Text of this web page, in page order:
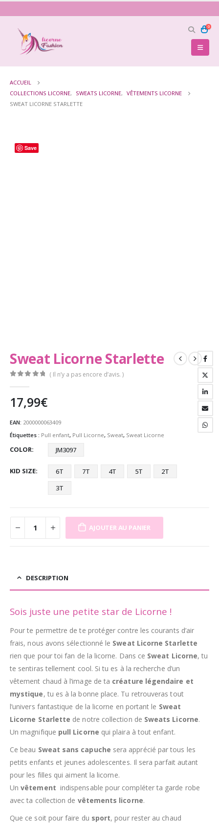
0
ACCUEIL
COLLECTIONS LICORNE, SWEATS LICORNE, VÊTEMENTS LICORNE
SWEAT LICORNE STARLETTE
Save
Sweat Licorne Starlette
( Il n’y a pas encore d’avis. )
17,99€
EAN: 2000000063409
Étiquettes : Pull enfant, Pull Licorne, Sweat, Sweat Licorne
COLOR JM3097
KID SIZE 6T 7T 4T 5T
2T
3T
AJOUTER AU PANIER
DESCRIPTION
Sois juste une petite star de Licorne !
Pour te permettre de te protéger contre les courants d’air
frais, nous avons sélectionné le Sweat Licorne Starlette
rien que pour toi fan de la licorne. Dans ce Sweat Licorne, tu
te sentiras tellement cool. Si tu es à la recherche d’un
vêtement chaud à l’image de ta créature légendaire et
mystique, tu es à la bonne place. Tu retrouveras tout
l’univers fantastique de la licorne en portant le Sweat
Licorne Starlette de notre collection de Sweats Licorne.
Un magnifique pull Licorne qui plaira à tout enfant.
Ce beau Sweat sans capuche sera apprécié par tous les
petits enfants et jeunes adolescentes. Il sera parfait autant
pour les filles qui aiment la licorne.
Unvêtement indispensable pour compléter ta garde robe
avec ta collection de vêtements licorne.
Que ce soit pour faire du sport, pour rester au chaud